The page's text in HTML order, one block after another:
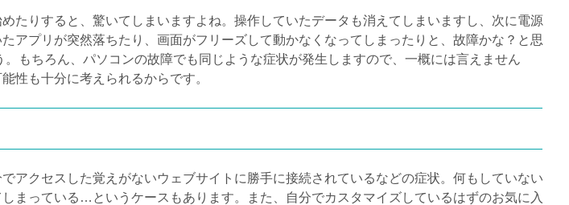
たりすると、驚いてしまいますよね。操作していたデータも消えてしまいますし、次に電源
アプリが突然落ちたり、画面がフリーズして動かなくなってしまったりと、故障かな？と思
もちろん、パソコンの故障でも同じような症状が発生しますので、一概には言えません
性も十分に考えられるからです。
アクセスした覚えがないウェブサイトに勝手に接続されているなどの症状。何もしていない
まっている…というケースもあります。また、自分でカスタマイズしているはずのお気に入